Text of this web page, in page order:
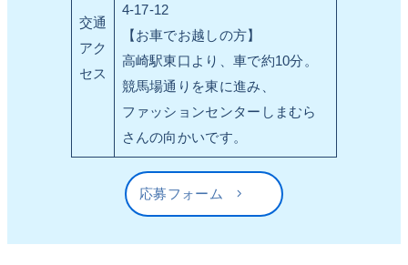
交通
アク
セス
4-17-12
【お車でお越しの方】
高崎駅東口より、車で約10分。
競馬場通りを東に進み、
ファッションセンターしまむら
さんの向かいです。
応募フォーム